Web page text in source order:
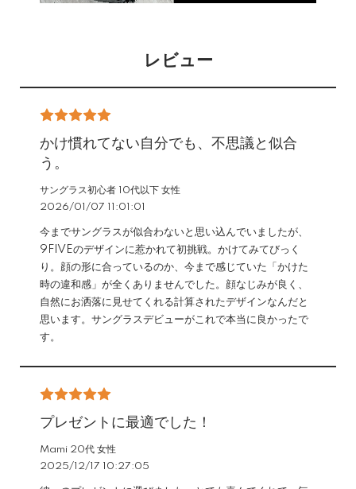
レビュー
かけ慣れてない自分でも、不思議と似合
う。
サングラス初心者 10代以下 女性
2026/01/07 11:01:01
今までサングラスが似合わないと思い込んでいましたが、
9FIVEのデザインに惹かれて初挑戦。かけてみてびっく
り。顔の形に合っているのか、今まで感じていた「かけた
時の違和感」が全くありませんでした。顔なじみが良く、
自然にお洒落に見せてくれる計算されたデザインなんだと
思います。サングラスデビューがこれで本当に良かったで
す。
プレゼントに最適でした！
Mami 20代 女性
2025/12/17 10:27:05